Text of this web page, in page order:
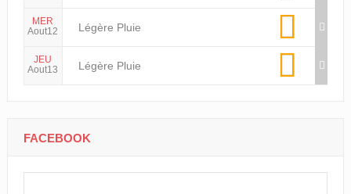
MER
Aout12
Légère Pluie
JEU
Aout13
Légère Pluie
FACEBOOK